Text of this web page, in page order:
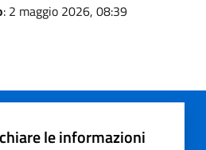
: 2 maggio 2026, 08:39
le informazioni